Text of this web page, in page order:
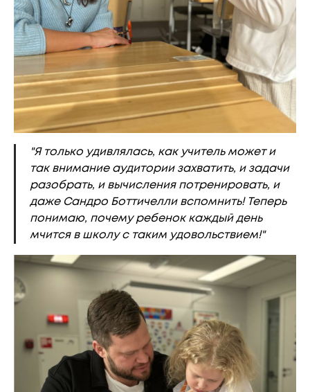
"Я только удивлялась, как учитель может и
так внимание аудитории захватить, и задачи
разобрать, и вычисления потренировать, и
даже Сандро Боттичелли вспомнить! Теперь
понимаю, почему ребенок каждый день
мчится в школу с таким удовольствием!"